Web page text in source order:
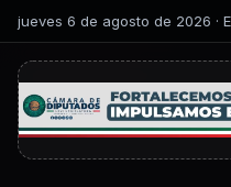
jueves 6 de agosto de 2026 ·